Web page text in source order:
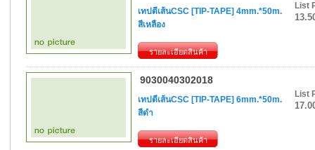
เทปตีเส้นCSC [TIP-TAPE] 4mm.*50m.
สีเหลือง
รายละเอียดสินค้า
List
9030040302018
เทปตีเส้นCSC [TIP-TAPE] 6mm.*50m.
สีดำ
รายละเอียดสินค้า
List